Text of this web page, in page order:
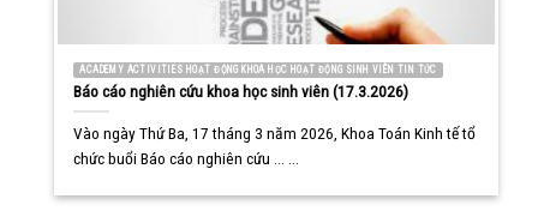
ACADEMY ACTIVITIES HOẠT ĐỘNG KHOA HỌC HOẠT ĐỘNG SINH VIÊN TIN TỨC
Báo cáo nghiên cứu khoa học sinh viên (17.3.2026)
Vào ngày Thứ Ba, 17 tháng 3 năm 2026, Khoa Toán Kinh tế tổ
chức buổi Báo cáo nghiên cứu ... ...